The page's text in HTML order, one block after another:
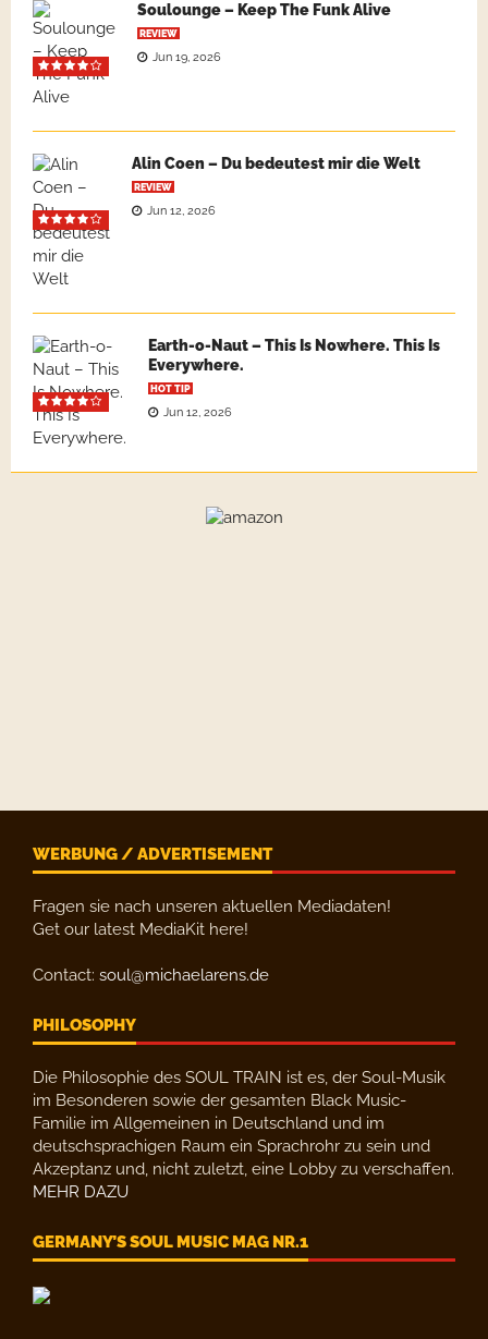
Soulounge – Keep The Funk Alive
REVIEW
Jun 19, 2026
Alin Coen – Du bedeutest mir die Welt
REVIEW
Jun 12, 2026
Earth-o-Naut – This Is Nowhere. This Is
Everywhere.
HOT TIP
Jun 12, 2026
WERBUNG / ADVERTISEMENT
Fragen sie nach unseren aktuellen Mediadaten!
Get our latest MediaKit here!
Contact: soul@michaelarens.de
PHILOSOPHY
Die Philosophie des SOUL TRAIN ist es, der Soul-Musik
im Besonderen sowie der gesamten Black Music-
Familie im Allgemeinen in Deutschland und im
deutschsprachigen Raum ein Sprachrohr zu sein und
Akzeptanz und, nicht zuletzt, eine Lobby zu verschaffen.
MEHR DAZU
GERMANY’S SOUL MUSIC MAG NR.1